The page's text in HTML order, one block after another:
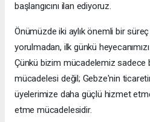
başlangıcını ilan ediyoruz.
Önümüzde iki aylık önemli bir
yorulmadan, ilk günkü
Çünkü bizim mücadelemiz sadece
mücadelesi değil; Gebze'nin
üyelerimize daha güçlü hizmet
etme mücadelesidir.